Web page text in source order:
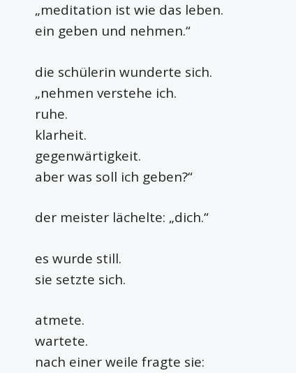
„meditation ist wie das leben.
ein geben und nehmen.“
die schülerin wunderte sich.
„nehmen verstehe ich.
ruhe.
klarheit.
gegenwärtigkeit.
aber was soll ich geben?“
der meister lächelte: „dich.“
es wurde still.
sie setzte sich.
atmete.
wartete.
nach einer weile fragte sie: